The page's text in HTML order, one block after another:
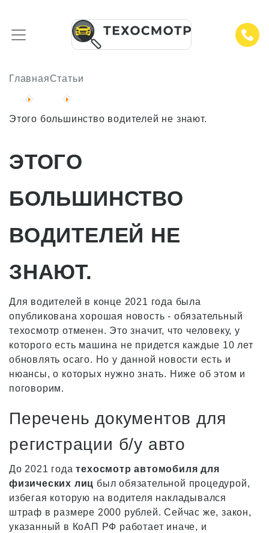
ГлавнаяСтатьи
Этого большинство водителей не знают.
ЭТОГО
БОЛЬШИНСТВО
ВОДИТЕЛЕЙ НЕ
ЗНАЮТ.
Для водителей в конце 2021 года была
опубликована хорошая новость - обязательный
техосмотр отменен. Это значит, что человеку, у
которого есть машина не придется каждые 10 лет
обновлять осаго. Но у данной новости есть и
нюансы, о которых нужно знать. Ниже об этом и
поговорим.
Перечень документов для
регистрации б/у авто
До 2021 годатехосмотр автомобиля для
физических лиц был обязательной процедурой,
избегая которую на водителя накладывался
штраф в размере 2000 рублей. Сейчас же, закон,
указанный в КоАП РФ работает иначе, и